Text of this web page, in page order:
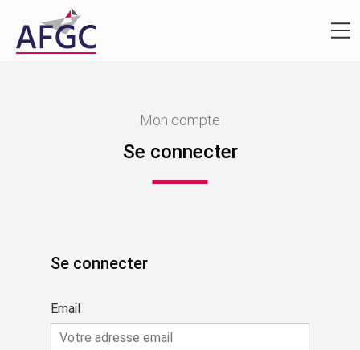
Mon compte
Se connecter
Se connecter
Email